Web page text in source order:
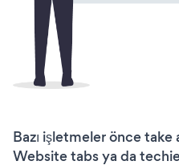
Bazı işletmeler önce
Website tabs ya da